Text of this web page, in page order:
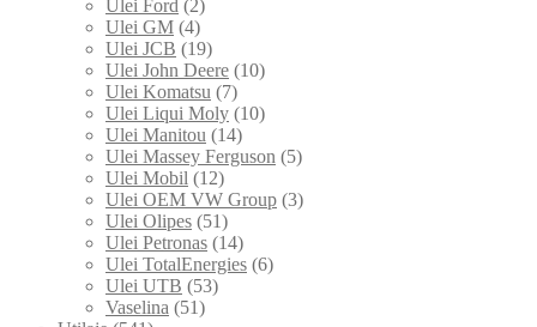
Ulei Ford (2)
Ulei GM (4)
Ulei JCB (19)
Ulei John Deere (10)
Ulei Komatsu (7)
Ulei Liqui Moly (10)
Ulei Manitou (14)
Ulei Massey Ferguson (5)
Ulei Mobil (12)
Ulei OEM VW Group (3)
Ulei Olipes (51)
Ulei Petronas (14)
Ulei TotalEnergies (6)
Ulei UTB (53)
Vaselina (51)